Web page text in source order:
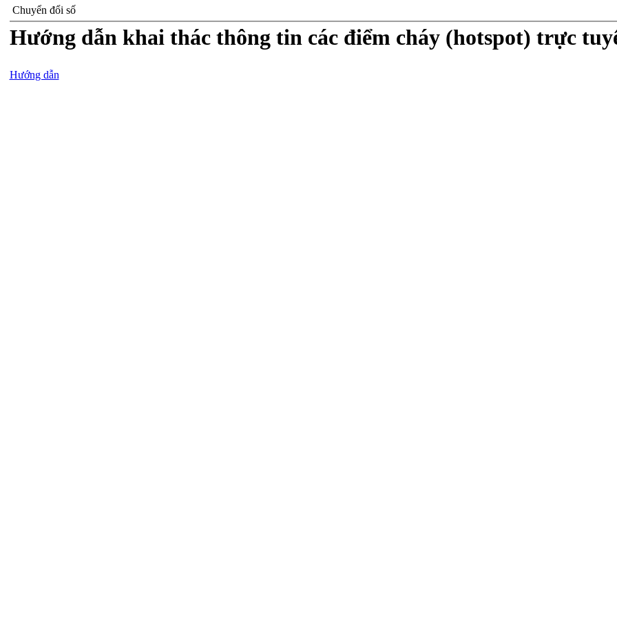
Chuyển đổi số
Hướng dẫn khai thác thông tin các điểm cháy (hotspot) trực
Hướng dẫn